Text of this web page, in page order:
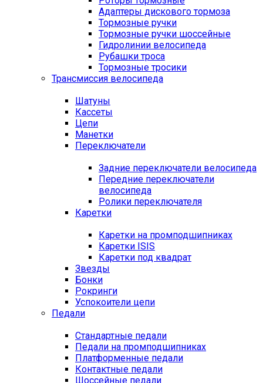
Адаптеры дискового тормоза
Тормозные ручки
Тормозные ручки шоссейные
Гидролинии велосипеда
Рубашки троса
Тормозные тросики
Трансмиссия велосипеда
Шатуны
Кассеты
Цепи
Манетки
Переключатели
Задние переключатели велосипеда
Передние переключатели
велосипеда
Ролики переключателя
Каретки
Каретки на промподшипниках
Каретки ISIS
Каретки под квадрат
Звезды
Бонки
Рокринги
Успокоители цепи
Педали
Стандартные педали
Педали на промподшипниках
Платформенные педали
Контактные педали
Шоссейные педали